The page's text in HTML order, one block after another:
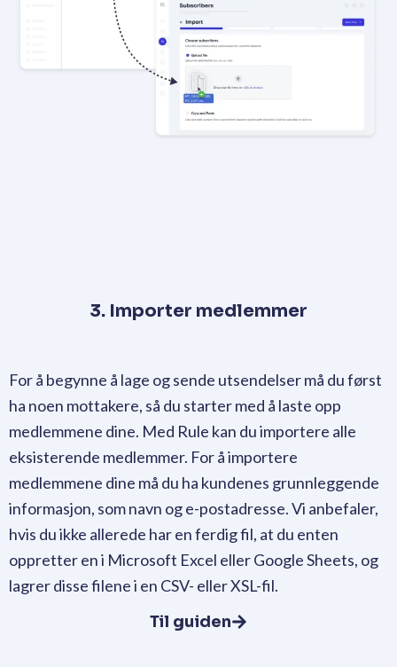
3. Importer medlemmer
For å begynne å lage og sende utsendelser må du først
ha noen mottakere, så du starter med å laste opp
medlemmene dine. Med Rule kan du importere alle
eksisterende medlemmer. For å importere
medlemmene dine må du ha kundenes grunnleggende
informasjon, som navn og e-postadresse. Vi anbefaler,
hvis du ikke allerede har en ferdig fil, at du enten
oppretter en i Microsoft Excel eller Google Sheets, og
lagrer disse filene i en CSV- eller XSL-fil.
Til guiden